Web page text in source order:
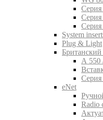
Серия
Серия
System
Plug & Light
Британский
A 550
Серия
eNet
Radio